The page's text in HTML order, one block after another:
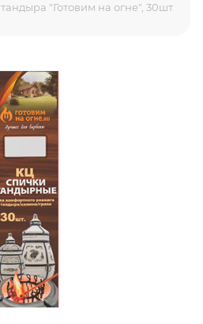
"Готовим на огне", 30шт